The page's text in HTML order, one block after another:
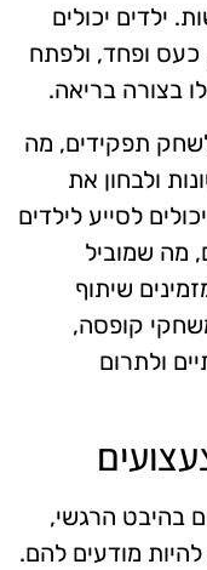
ילדים יכולים
ופחד, ולפתח
בצורה בריאה.
תפקידים, מה
ולבחון את
לסייע לילדים
מה שמוביל
שיתוף
קופסה,
ולתרום
בהיבט הרגשי,
להיות מודעים להם.